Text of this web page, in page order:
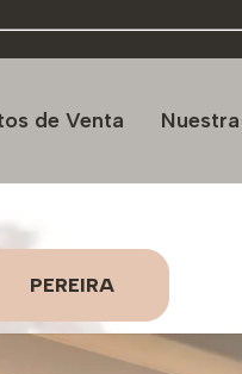
de Venta
PEREIRA